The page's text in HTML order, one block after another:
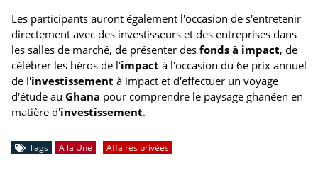
Les participants auront également l'occasion de s'entretenir
directement avec des investisseurs et des entreprises dans
les salles de marché, de présenter des fonds à impact, de
célébrer les héros de l'impact à l'occasion du 6e prix annuel
de l'investissement à impact et d'effectuer un voyage
d'étude au Ghana pour comprendre le paysage ghanéen en
matière d'investissement.
Tags A la Une Affaires privées